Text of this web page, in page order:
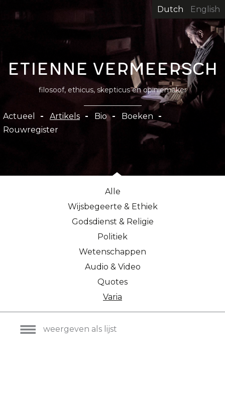
inhoud
gaan
Dutch English
Etienne Vermeersch
filosoof, ethicus, skepticus en opiniemaker
Hoofdnavigatie
Actueel Artikels Bio
Boeken
Rouwregister
Alle
Wijsbegeerte & Ethiek
Godsdienst & Religie
Politiek
Wetenschappen
Audio & Video
Quotes
Varia
weergeven als lijst